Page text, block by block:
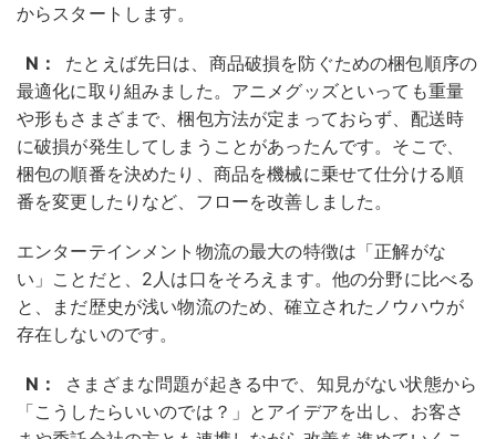
からスタートします。
N：
たとえば先日は、商品破損を防ぐための梱包順序の
最適化に取り組みました。アニメグッズといっても重量
や形もさまざまで、梱包方法が定まっておらず、配送時
に破損が発生してしまうことがあったんです。そこで、
梱包の順番を決めたり、商品を機械に乗せて仕分ける順
番を変更したりなど、フローを改善しました。
エンターテインメント物流の最大の特徴は「正解がな
い」ことだと、2人は口をそろえます。他の分野に比べる
と、まだ歴史が浅い物流のため、確立されたノウハウが
存在しないのです。
N：
さまざまな問題が起きる中で、知見がない状態から
「こうしたらいいのでは？」とアイデアを出し、お客さ